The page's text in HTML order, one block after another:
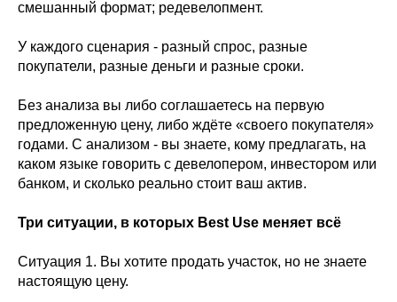
смешанный формат; редевелопмент.
У каждого сценария - разный спрос, разные
покупатели, разные деньги и разные сроки.
Без анализа вы либо соглашаетесь на первую
предложенную цену, либо ждёте «своего покупателя»
годами. С анализом - вы знаете, кому предлагать, на
каком языке говорить с девелопером, инвестором или
банком, и сколько реально стоит ваш актив.
Три ситуации, в которых Best Use меняет всё
Ситуация 1. Вы хотите продать участок, но не знаете
настоящую цену.